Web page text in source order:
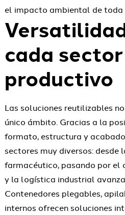
el impacto ambiental de toda
cada sector
productivo
Las soluciones reutilizables
único ámbito. Gracias a la
formato, estructura y
sectores muy diversos:
farmacéutico, pasando por
y la logística industrial
Contenedores plegables,
internos ofrecen soluciones